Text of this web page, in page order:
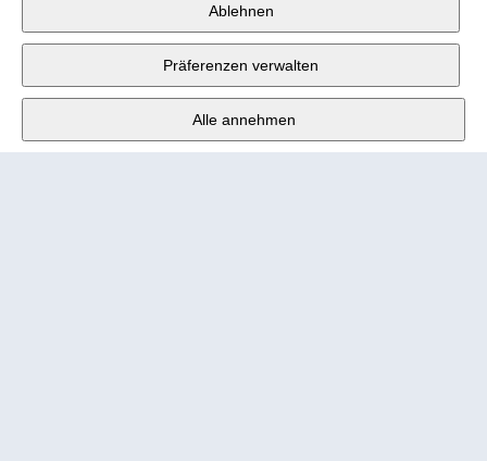
Fabrikstrasse 10, 3176 Neuenegg
Mo - Fr 9:00 - 12:00 Uhr
Tel. +4131 377 21 11
Ablehnen
Präferenzen verwalten
Alle annehmen